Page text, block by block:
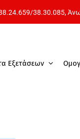
/38.30.085,
Εξετάσεων